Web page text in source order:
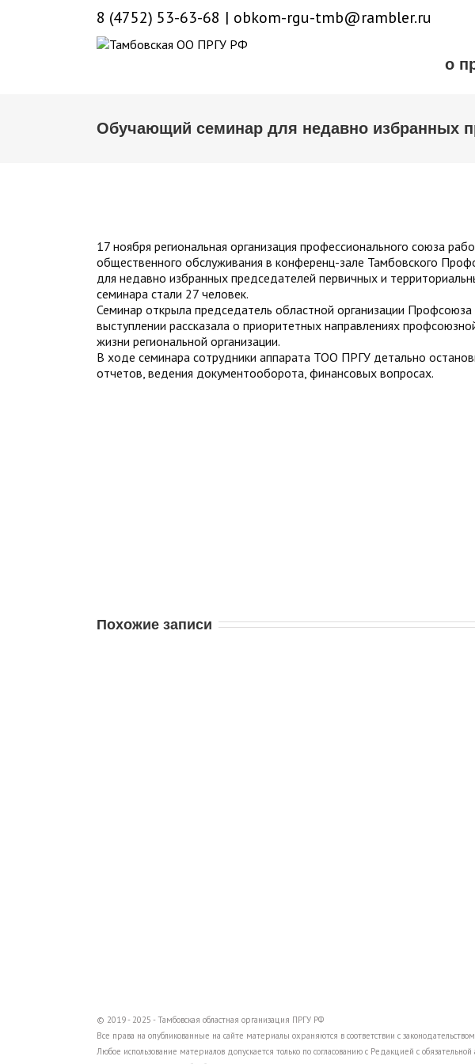
8 (4752) 53-63-68 | obkom-rgu-tmb@rambler.ru
о
Обучающий семинар для недавно избранных
17 ноября региональная организация профессионального союза
общественного обслуживания в конференц-зале Тамбовского
для недавно избранных председателей первичных и
семинара стали 27 человек.
Семинар открыла председатель областной организации
выступлении рассказала о приоритетных направлениях
жизни региональной организации.
В ходе семинара сотрудники аппарата ТОО ПРГУ детально
отчетов, ведения документооборота, финансовых вопросах.
Похожие записи
© 2019 - 2025 - Тамбовская областная организация ПРГУ РФ
Все права на опубликованные на сайте материалы охраняются в соответствии с
Любое использование материалов допускается только по согласованию с Редакцией с обязательной